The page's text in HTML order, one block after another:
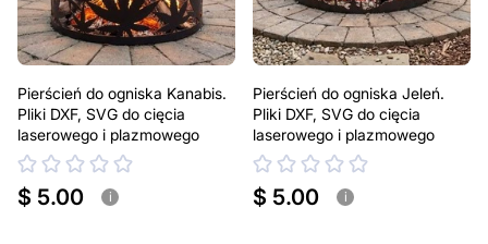
Pierścień do ogniska Kanabis.
Pliki DXF, SVG do cięcia
laserowego i plazmowego
$ 5.00 i
Pierścień do ogniska Jeleń.
Pliki DXF, SVG do cięcia
laserowego i plazmowego
$ 5.00 i